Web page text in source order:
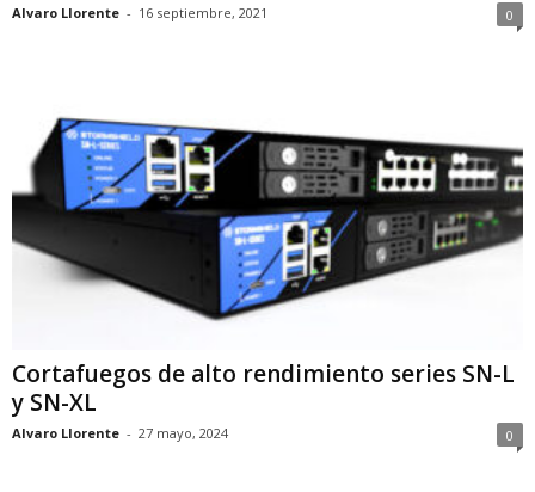
Alvaro Llorente - 16 septiembre, 2021 0
Cortafuegos de alto rendimiento series SN-L
y SN-XL
Alvaro Llorente - 27 mayo, 2024 0